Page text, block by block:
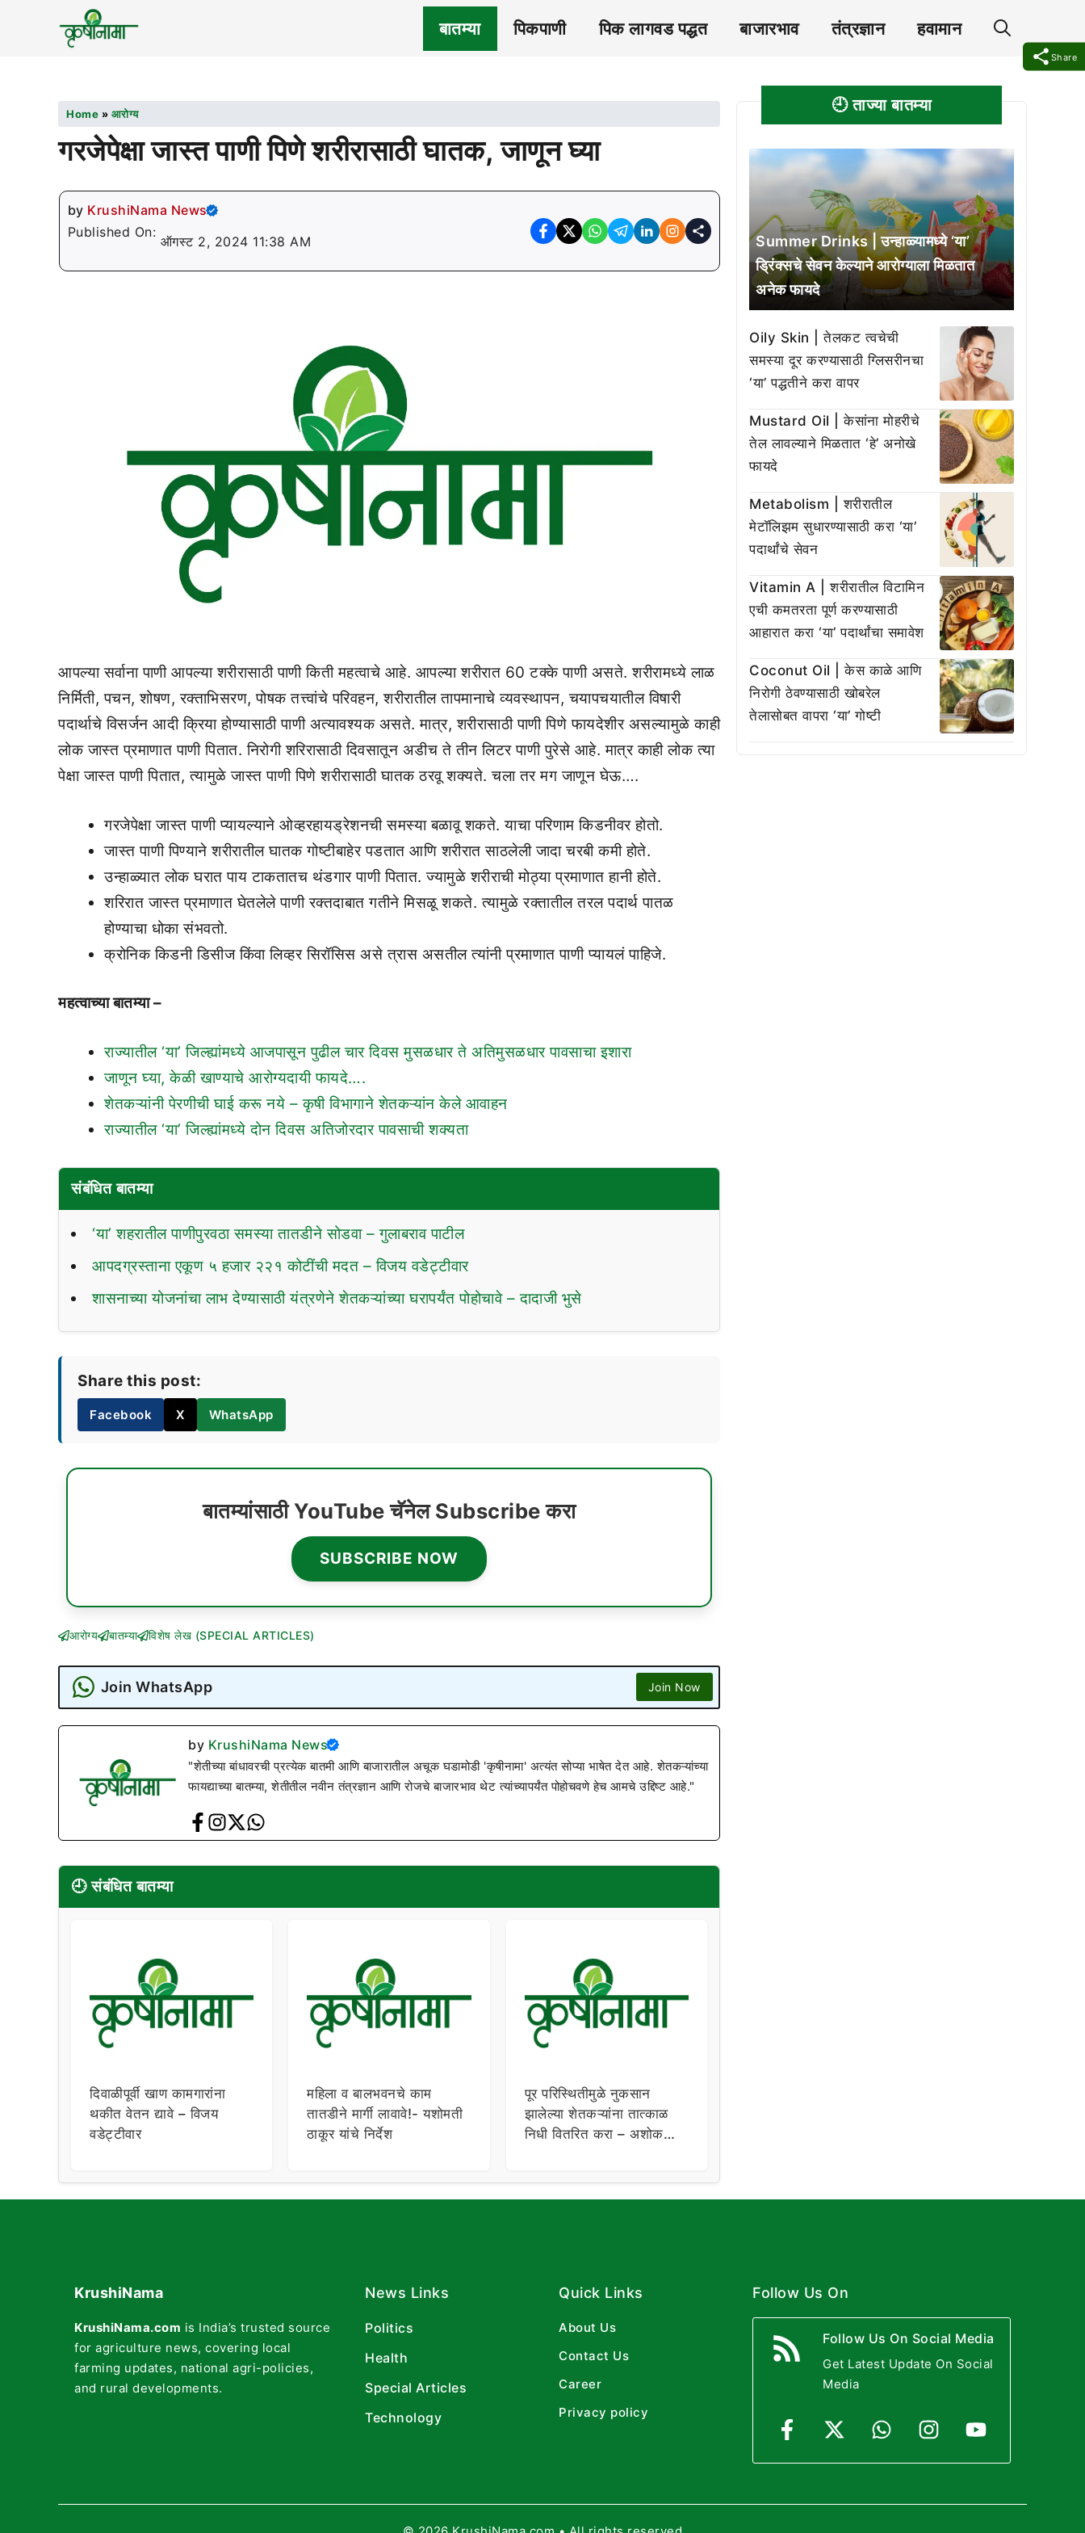
बातम्या पिकपाणी पिक लागवड पद्धत बाजारभाव तंत्रज्ञान हवामान
Share
Home » आरोग्य
गरजेपेक्षा जास्त पाणी पिणे शरीरासाठी घातक, जाणून घ्या
by KrushiNama News
Published On:
ऑगस्ट 2, 2024 11:38 AM
आपल्या सर्वाना पाणी आपल्या शरीरासाठी पाणी किती महत्वाचे आहे. आपल्या शरीरात 60 टक्के पाणी असते. शरीरामध्ये लाळ
निर्मिती, पचन, शोषण, रक्ताभिसरण, पोषक तत्त्वांचे परिवहन, शरीरातील तापमानाचे व्यवस्थापन, चयापचयातील विषारी
पदार्थाचे विसर्जन आदी क्रिया होण्यासाठी पाणी अत्यावश्यक असते. मात्र, शरीरासाठी पाणी पिणे फायदेशीर असल्यामुळे काही
लोक जास्त प्रमाणात पाणी पितात. निरोगी शरिरासाठी दिवसातून अडीच ते तीन लिटर पाणी पुरेसे आहे. मात्र काही लोक त्या
पेक्षा जास्त पाणी पितात, त्यामुळे जास्त पाणी पिणे शरीरासाठी घातक ठरवू शक्यते. चला तर मग जाणून घेऊ….
गरजेपेक्षा जास्त पाणी प्यायल्याने ओव्हरहायड्रेशनची समस्या बळावू शकते. याचा परिणाम किडनीवर होतो.
जास्त पाणी पिण्याने शरीरातील घातक गोष्टीबाहेर पडतात आणि शरीरात साठलेली जादा चरबी कमी होते.
उन्हाळ्यात लोक घरात पाय टाकतातच थंडगार पाणी पितात. ज्यामुळे शरीराची मोठ्या प्रमाणात हानी होते.
शरिरात जास्त प्रमाणात घेतलेले पाणी रक्तदाबात गतीने मिसळू शकते. त्यामुळे रक्तातील तरल पदार्थ पातळ
होण्याचा धोका संभवतो.
क्रोनिक किडनी डिसीज किंवा लिव्हर सिरॉसिस असे त्रास असतील त्यांनी प्रमाणात पाणी प्यायलं पाहिजे.
महत्वाच्या बातम्या –
राज्यातील ‘या’ जिल्ह्यांमध्ये आजपासून पुढील चार दिवस मुसळधार ते अतिमुसळधार पावसाचा इशारा
जाणून घ्या, केळी खाण्याचे आरोग्यदायी फायदे….
शेतकऱ्यांनी पेरणीची घाई करू नये – कृषी विभागाने शेतकऱ्यांन केले आवाहन
राज्यातील ‘या’ जिल्ह्यांमध्ये दोन दिवस अतिजोरदार पावसाची शक्यता
संबंधित बातम्या
‘या’ शहरातील पाणीपुरवठा समस्या तातडीने सोडवा – गुलाबराव पाटील
आपदग्रस्ताना एकूण ५ हजार २२१ कोटींची मदत – विजय वडेट्टीवार
शासनाच्या योजनांचा लाभ देण्यासाठी यंत्रणेने शेतकऱ्यांच्या घरापर्यंत पोहोचावे – दादाजी भुसे
Share this post:
Facebook X WhatsApp
बातम्यांसाठी YouTube चॅनेल Subscribe करा
SUBSCRIBE NOW
आरोग्य बातम्या विशेष लेख (SPECIAL ARTICLES)
Join WhatsApp Join Now
by KrushiNama News
"शेतीच्या बांधावरची प्रत्येक बातमी आणि बाजारातील अचूक घडामोडी 'कृषीनामा' अत्यंत सोप्या भाषेत देत आहे. शेतकऱ्यांच्या
फायद्याच्या बातम्या, शेतीतील नवीन तंत्रज्ञान आणि रोजचे बाजारभाव थेट त्यांच्यापर्यंत पोहोचवणे हेच आमचे उद्दिष्ट आहे."
🕘 संबंधित बातम्या
दिवाळीपूर्वी खाण कामगारांना
थकीत वेतन द्यावे – विजय
वडेट्टीवार
महिला व बालभवनचे काम
तातडीने मार्गी लावावे!- यशोमती
ठाकूर यांचे निर्देश
पूर परिस्थितीमुळे नुकसान
झालेल्या शेतकऱ्यांना तात्काळ
निधी वितरित करा – अशोक
🕘 ताज्या बातम्या
Summer Drinks | उन्हाळ्यामध्ये ‘या’
ड्रिंक्सचे सेवन केल्याने आरोग्याला मिळतात
अनेक फायदे
Oily Skin | तेलकट त्वचेची
समस्या दूर करण्यासाठी ग्लिसरीनचा
‘या’ पद्धतीने करा वापर
Mustard Oil | केसांना मोहरीचे
तेल लावल्याने मिळतात ‘हे’ अनोखे
फायदे
Metabolism | शरीरातील
मेटॉलिझम सुधारण्यासाठी करा ‘या’
पदार्थांचे सेवन
Vitamin A | शरीरातील विटामिन
एची कमतरता पूर्ण करण्यासाठी
आहारात करा ‘या’ पदार्थांचा समावेश
Coconut Oil | केस काळे आणि
निरोगी ठेवण्यासाठी खोबरेल
तेलासोबत वापरा ‘या’ गोष्टी
KrushiNama
KrushiNama.com is India’s trusted source
for agriculture news, covering local
farming updates, national agri-policies,
and rural developments.
News Links
Politics
Health
Special Articles
Technology
Quick Links
About Us
Contact Us
Career
Privacy policy
Follow Us On
Follow Us On Social Media
Get Latest Update On Social
Media